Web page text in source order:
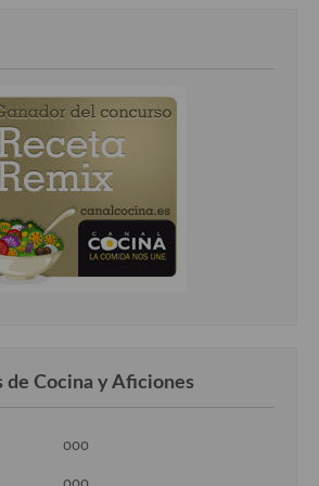
de Cocina y Aficiones
ooo